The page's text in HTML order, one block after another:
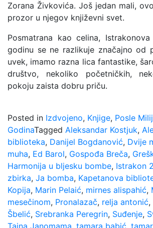
Zorana Živkovića. Još jedan mali,
prozor u njegov književni svet.
Posmatrana kao celina,
godinu se ne razlikuje značajno od
uvek, imamo razna lica fantastike,
društvo, nekoliko početničkih,
pokoju zaista dobru priču.
Posted in Izdvojeno, Knjige, Posle
GodinaTagged Aleksandar Kostjuk,
biblioteka, Danijel Bogdanović, Dvije
muha, Ed Barol, Gospođa Breča,
Harmonija u bljesku bombe, Istrakon
zbirka, Ja bomba, Kapetanova
Kopija, Marin Pelaić, mirnes alispahić,
mesečinom, Pronalazač, relja antonić,
Šbelić, Srebranka Peregrin, Suđenje,